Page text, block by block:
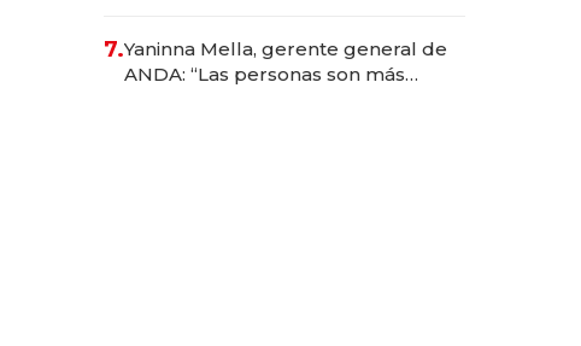
7.Yaninna Mella, gerente general de
ANDA: “Las personas son más